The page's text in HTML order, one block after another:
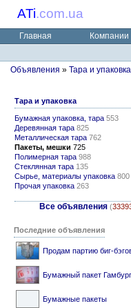
ATi.com.ua
Главная Компании
Объявления » Тара и упаковка
Тара и упаковка
Бумажная упаковка, тара 553
Деревянная тара 825
Металлическая тара 762
Пакеты, мешки 725
Полимерная тара 988
Стеклянная тара 135
Сырье, материалы упаковка 800
Прочая упаковка 263
Все объявления (
Последние объявления
Продам партию биг-
Бумажный пакет
Бумажные пакеты